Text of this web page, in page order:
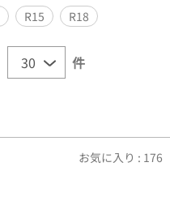
R15 R18
件
お気に入り : 176